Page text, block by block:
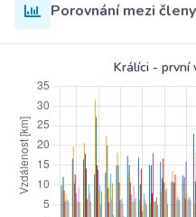
Porovnání mezi
Králíci - první